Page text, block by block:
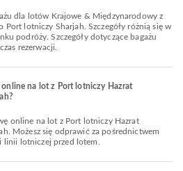
Port lotniczy Sharjah. Szczegóły różnią się w
podróży. Szczegóły dotyczące bagażu
rezerwacji.
na lot z Port lotniczy Hazrat
Możesz się odprawić za pośrednictwem
lotniczej przed lotem.